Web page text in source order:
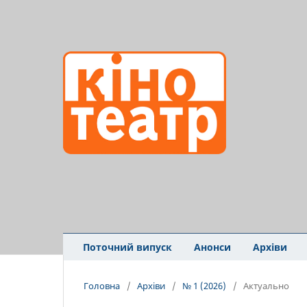
Поточний випуск Анонси Архіви
Головна / Архіви / № 1 (2026) / Актуально